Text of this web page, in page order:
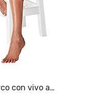
con vivo a…